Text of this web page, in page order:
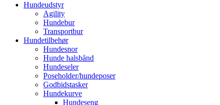
Hundeudstyr
Agility
Hundebur
Transportbur
Hundetilbehør
Hundesnor
Hunde halsbånd
Hundeseler
Poseholder/hundeposer
Godbidstasker
Hundekurve
Hundeseng